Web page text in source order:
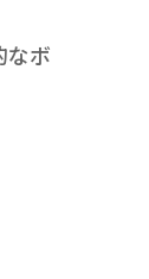
なボ